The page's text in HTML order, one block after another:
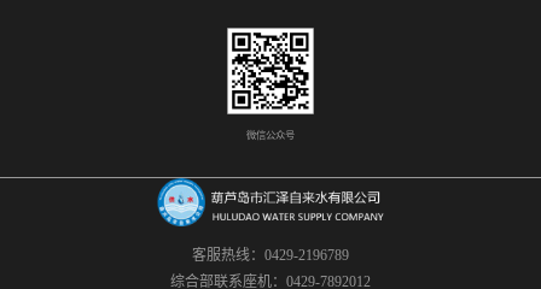
客服热线：0429-2196789
综合部联系座机：0429-7892012
微信公众号